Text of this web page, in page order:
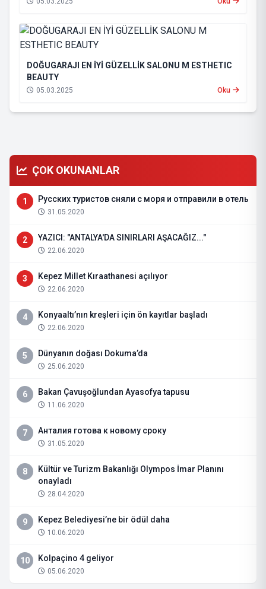
DOĞUGARAJI EN İYİ GÜZELLİK SALONU M ESTHETIC
BEAUTY
05.03.2025 Oku
ÇOK OKUNANLAR
1 Русских туристов сняли с моря и отправили в отель
31.05.2020
2 YAZICI: "ANTALYA'DA SINIRLARI AŞACAĞIZ..."
22.06.2020
3 Kepez Millet Kıraathanesi açılıyor
22.06.2020
4 Konyaaltı’nın kreşleri için ön kayıtlar başladı
22.06.2020
5 Dünyanın doğası Dokuma’da
25.06.2020
6 Bakan Çavuşoğlundan Ayasofya tapusu
11.06.2020
7 Анталия готова к новому сроку
31.05.2020
8
Kültür ve Turizm Bakanlığı Olympos İmar Planını
onayladı
28.04.2020
9 Kepez Belediyesi’ne bir ödül daha
10.06.2020
10 Kolpaçino 4 geliyor
05.06.2020